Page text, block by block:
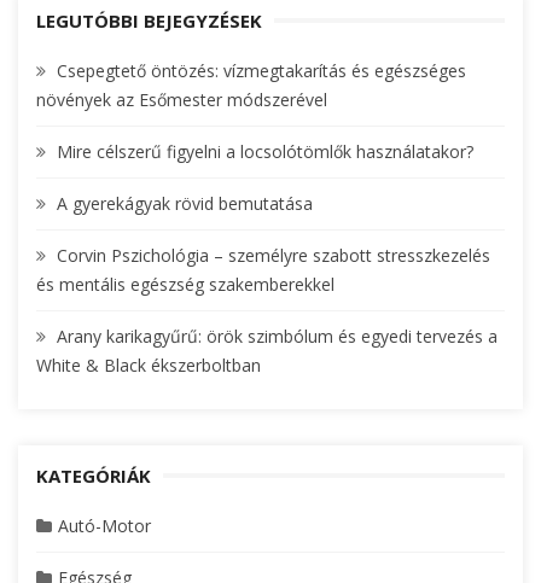
c
f
o
:
LEGUTÓBBI BEJEGYZÉSEK
Csepegtető öntözés: vízmegtakarítás és egészséges
növények az Esőmester módszerével
Mire célszerű figyelni a locsolótömlők használatakor?
A gyerekágyak rövid bemutatása
Corvin Pszichológia – személyre szabott stresszkezelés
és mentális egészség szakemberekkel
Arany karikagyűrű: örök szimbólum és egyedi tervezés a
White & Black ékszerboltban
KATEGÓRIÁK
Autó-Motor
Egészség